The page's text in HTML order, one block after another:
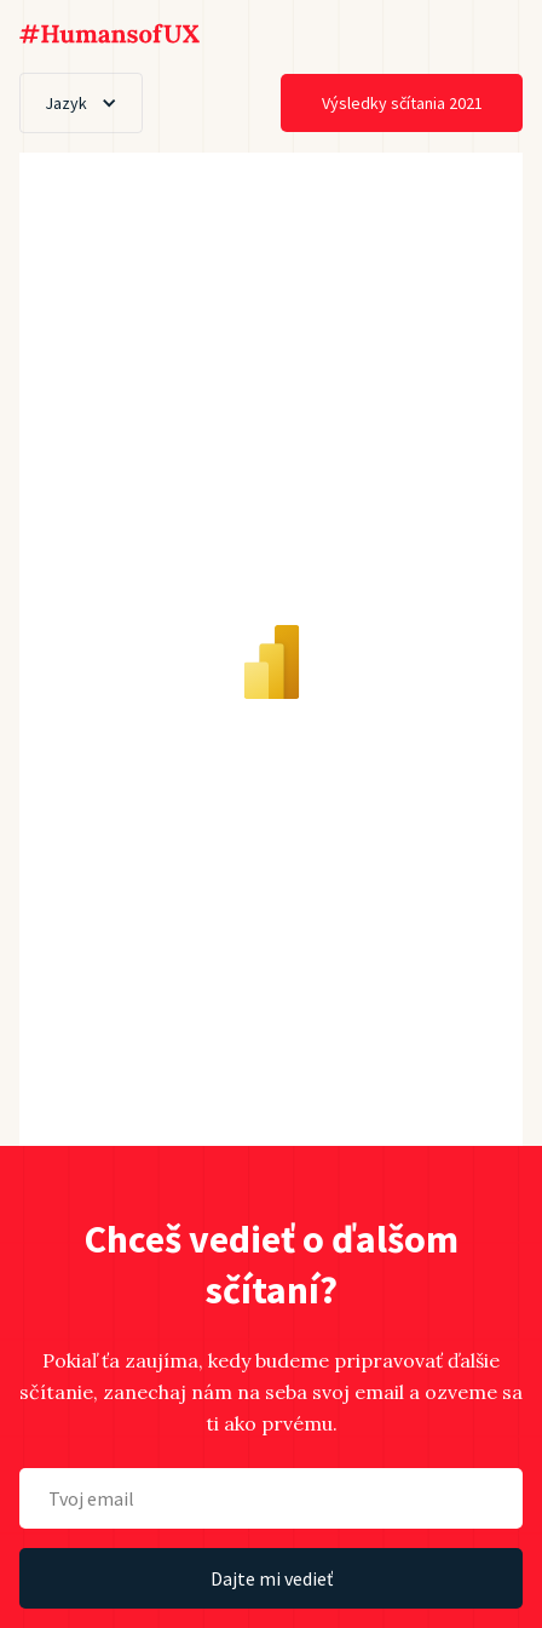
Jazyk Výsledky sčítania 2021
Chceš vedieť o ďalšom
sčítaní?
Pokiaľ ťa zaujíma, kedy budeme pripravovať ďalšie
sčítanie, zanechaj nám na seba svoj email a ozveme sa
ti ako prvému.